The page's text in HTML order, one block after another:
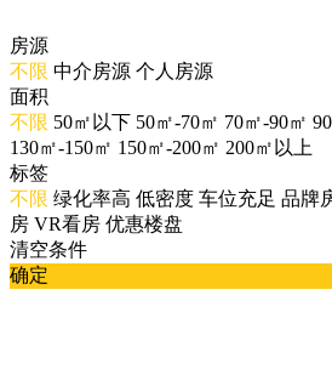
房源
不限 中介房源 个人房源
面积
不限 50㎡以下 50㎡-70㎡ 70㎡-90㎡
130㎡-150㎡ 150㎡-200㎡ 200㎡以上
标签
不限 绿化率高 低密度 车位充足 品牌
房 VR看房 优惠楼盘
清空条件
确定